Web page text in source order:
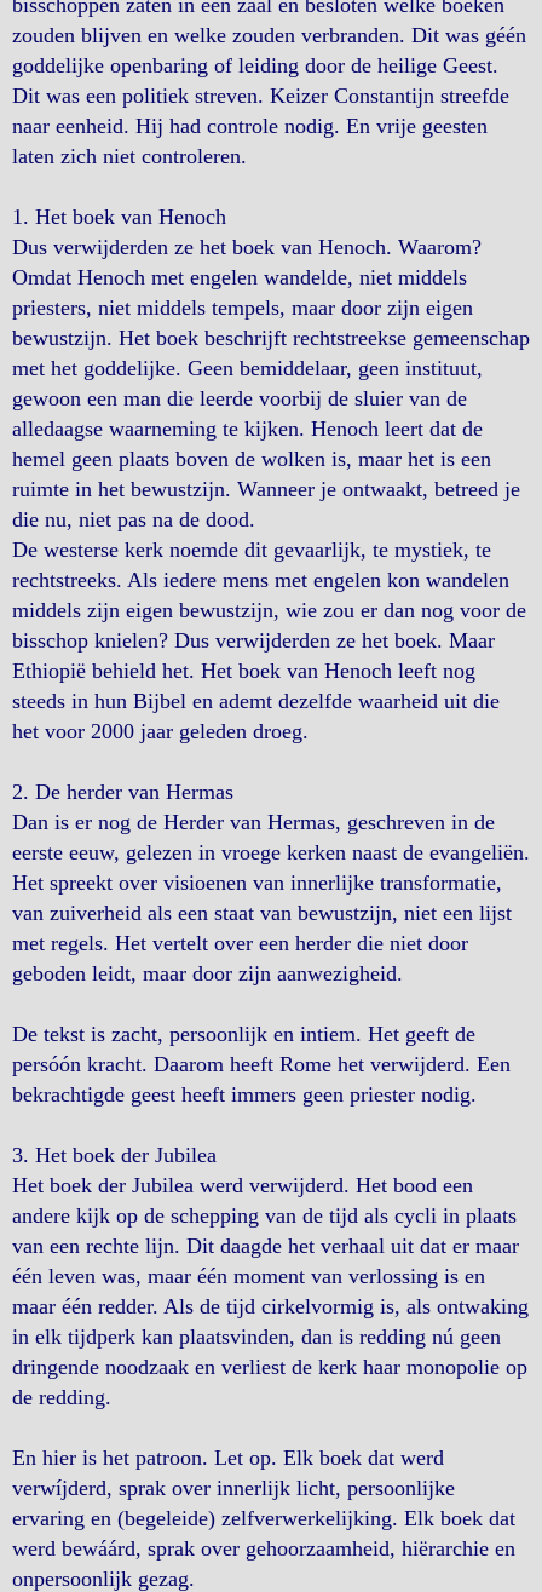
bisschoppen zaten in een zaal en besloten welke boeken
zouden blijven en welke zouden verbranden. Dit was géén
goddelijke openbaring of leiding door de heilige Geest.
Dit was een politiek streven. Keizer Constantijn streefde
naar eenheid. Hij had controle nodig. En vrije geesten
laten zich niet controleren.
1. Het boek van Henoch
Dus verwijderden ze het boek van Henoch. Waarom?
Omdat Henoch met engelen wandelde, niet middels
priesters, niet middels tempels, maar door zijn eigen
bewustzijn. Het boek beschrijft rechtstreekse gemeenschap
met het goddelijke. Geen bemiddelaar, geen instituut,
gewoon een man die leerde voorbij de sluier van de
alledaagse waarneming te kijken. Henoch leert dat de
hemel geen plaats boven de wolken is, maar het is een
ruimte in het bewustzijn. Wanneer je ontwaakt, betreed je
die nu, niet pas na de dood.
De westerse kerk noemde dit gevaarlijk, te mystiek, te
rechtstreeks. Als iedere mens met engelen kon wandelen
middels zijn eigen bewustzijn, wie zou er dan nog voor de
bisschop knielen? Dus verwijderden ze het boek. Maar
Ethiopië behield het. Het boek van Henoch leeft nog
steeds in hun Bijbel en ademt dezelfde waarheid uit die
het voor 2000 jaar geleden droeg.
2. De herder van Hermas
Dan is er nog de Herder van Hermas, geschreven in de
eerste eeuw, gelezen in vroege kerken naast de evangeliën.
Het spreekt over visioenen van innerlijke transformatie,
van zuiverheid als een staat van bewustzijn, niet een lijst
met regels. Het vertelt over een herder die niet door
geboden leidt, maar door zijn aanwezigheid.
De tekst is zacht, persoonlijk en intiem. Het geeft de
persóón kracht. Daarom heeft Rome het verwijderd. Een
bekrachtigde geest heeft immers geen priester nodig.
3. Het boek der Jubilea
Het boek der Jubilea werd verwijderd. Het bood een
andere kijk op de schepping van de tijd als cycli in plaats
van een rechte lijn. Dit daagde het verhaal uit dat er maar
één leven was, maar één moment van verlossing is en
maar één redder. Als de tijd cirkelvormig is, als ontwaking
in elk tijdperk kan plaatsvinden, dan is redding nú geen
dringende noodzaak en verliest de kerk haar monopolie op
de redding.
En hier is het patroon. Let op. Elk boek dat werd
verwíjderd, sprak over innerlijk licht, persoonlijke
ervaring en (begeleide) zelfverwerkelijking. Elk boek dat
werd bewáárd, sprak over gehoorzaamheid, hiërarchie en
onpersoonlijk gezag.